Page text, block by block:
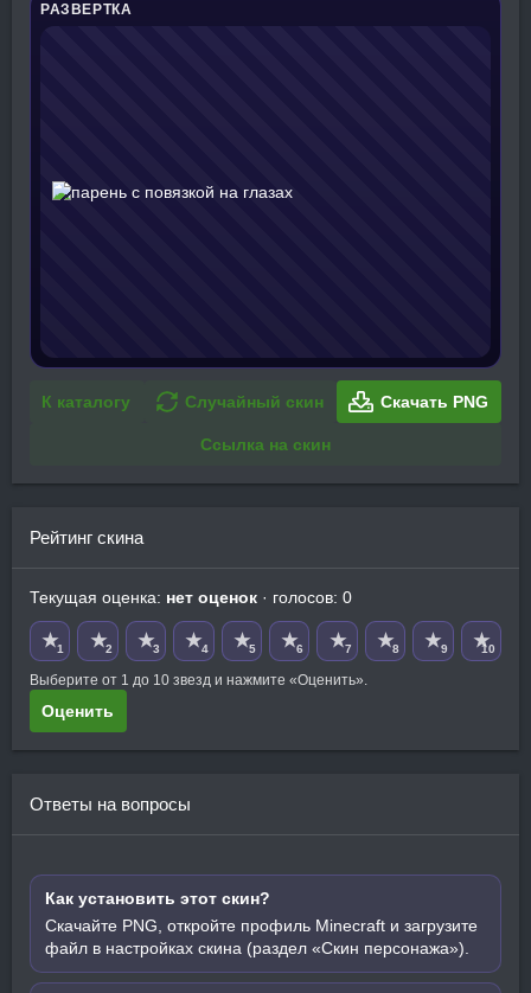
РАЗВЕРТКА
К каталогу Случайный скин Скачать PNG
Ссылка на скин
Рейтинг скина
Текущая оценка: нет оценок · голосов: 0
★1 ★2 ★3 ★4 ★5 ★6 ★7 ★8 ★9 ★10
Выберите от 1 до 10 звезд и нажмите «Оценить».
Оценить
Ответы на вопросы
Как установить этот скин?
Скачайте PNG, откройте профиль Minecraft и загрузите
файл в настройках скина (раздел «Скин персонажа»).